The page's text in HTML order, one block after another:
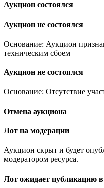
Аукцион состоялся
Аукцион не состоялся
Основание: Аукцион
техническим сбоем
Аукцион не состоялся
Основание: Отсутствие
Отмена аукциона
Лот на модерации
Аукцион скрыт и будет
модератором ресурса.
Лот ожидает публикацию в